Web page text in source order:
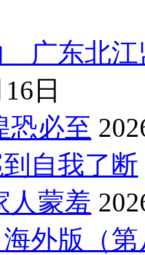
广东北江
日
恐必至
自我了断
人蒙羞
外版（